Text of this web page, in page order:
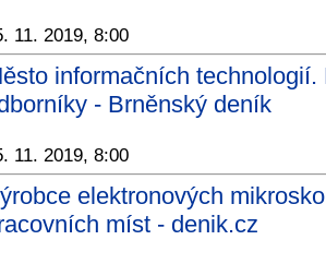
11. 2019, 8:00
informačních
- Brněnský deník
11. 2019, 8:00
elektronových
míst - denik.cz